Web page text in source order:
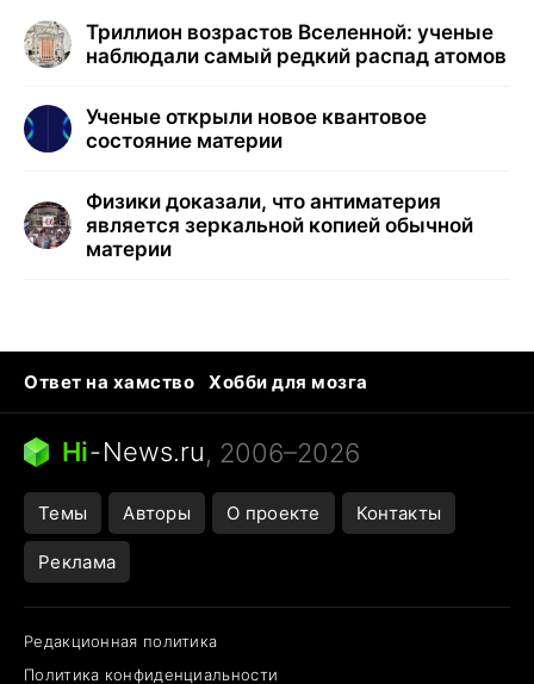
Триллион возрастов Вселенной: ученые
наблюдали самый редкий распад атомов
Ученые открыли новое квантовое
состояние материи
Физики доказали, что антиматерия
является зеркальной копией обычной
материи
Ответ на хамство
Хобби для мозга
Бензин 100 vs 95
Тунцы в океанариуме
Следующая пандемия
Hi-News.ru, 2006–2026
Темы Авторы О проекте Контакты
Реклама
Редакционная политика
Политика конфиденциальности